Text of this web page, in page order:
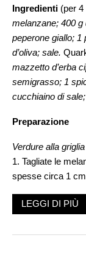
Ingredienti (per 4
melanzane; 400
peperone giallo; 1
d’oliva; sale.
mazzetto d’erba
semigrasso; 1
cucchiaino di
Preparazione
Verdure alla griglia
1. Tagliate le
spesse circa 1
a pezzi
2. Spennellate
LEGGI DI PIÙ